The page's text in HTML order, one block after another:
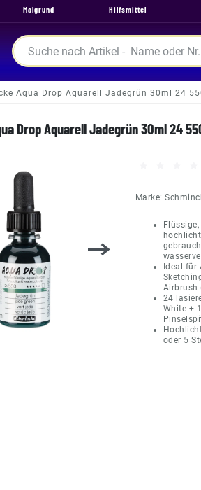
Malgrund Hilfsmittel
Aqua Drop Aquarell Jadegrün 30ml 24
Drop Aquarell Jadegrün 30ml 24
Marke:
Ideal für
Airbrush
24
White +
oder 5